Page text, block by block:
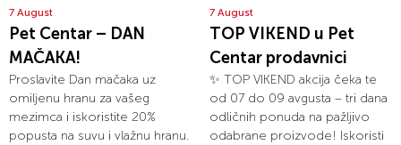
7 August
Pet Centar – DAN
MAČAKA!
Proslavite Dan mačaka uz
omiljenu hranu za vašeg
mezimca i iskoristite 20%
popusta na suvu i vlažnu hranu.
7 August
TOP VIKEND u Pet
Centar prodavnici
✨ TOP VIKEND akcija čeka te
od 07 do 09 avgusta – tri dana
odličnih ponuda na pažljivo
odabrane proizvode! Iskoristi